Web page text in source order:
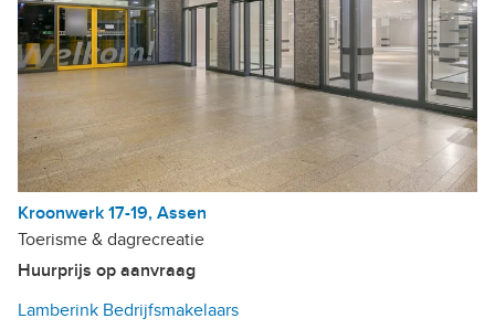
Kroonwerk 17-19, Assen
Toerisme & dagrecreatie
Huurprijs op aanvraag
Lamberink Bedrijfsmakelaars